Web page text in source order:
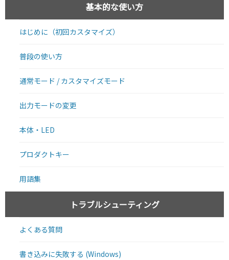
基本的な使い方
はじめに（初回カスタマイズ）
普段の使い方
通常モード / カスタマイズモード
出力モードの変更
本体・LED
プロダクトキー
用語集
トラブルシューティング
よくある質問
書き込みに失敗する (Windows)